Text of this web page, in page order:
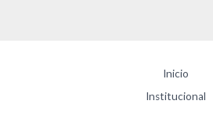
Inicio
Institucional